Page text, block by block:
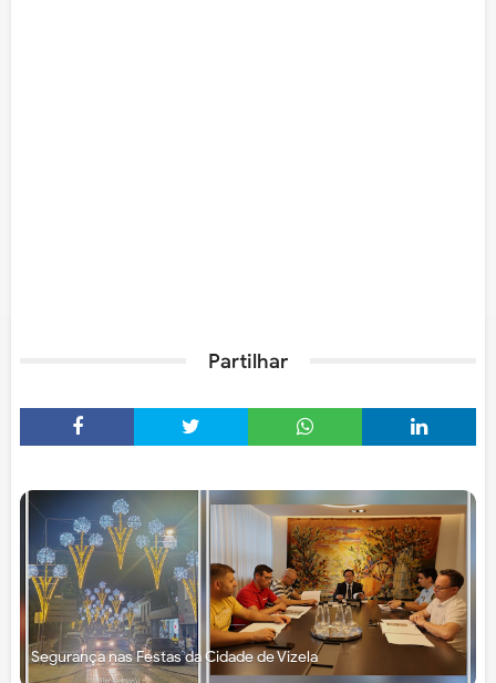
Partilhar
Segurança nas Festas da Cidade de Vizela